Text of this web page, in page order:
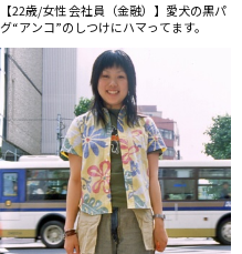
【22歳/女性 会社員（金融）】愛犬の黒パ
グ“アンコ”のしつけにハマってます。